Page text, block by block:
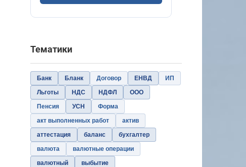
Тематики
Банк Бланк Договор ЕНВД
ИП
Льготы
НДС НДФЛ
ООО
Пенсия
УСН
Форма
акт выполненных работ
актив
аттестация
баланс
бухгалтер
валюта
валютные операции
валютный
выбытие